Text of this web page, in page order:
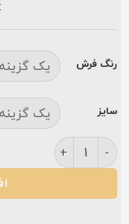
: 22,000,000 تومان
رنگ فرش
سایز
فرش کاشان طرح هالیدی ۷۰۰ شانه فیلی عدد